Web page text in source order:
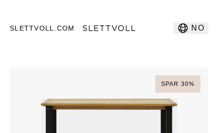
SLETTVOLL.COM NO
SPAR 30%